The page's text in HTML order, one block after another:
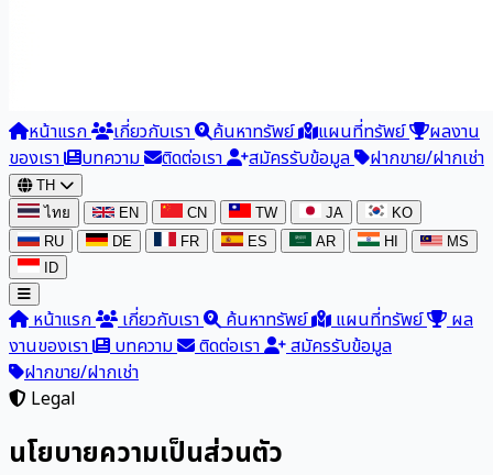
หน้าแรก เกี่ยวกับเรา ค้นหาทรัพย์ แผนที่ทรัพย์
ผลงาน
ของเรา
บทความ ติดต่อเรา สมัครรับข้อมูล ฝากขาย/ฝากเช่า
TH
ไทย
EN CN TW JA
KO
RU
DE FR ES AR HI
MS
ID
หน้าแรก เกี่ยวกับเรา ค้นหาทรัพย์ แผนที่ทรัพย์
ผล
งานของเรา
บทความ ติดต่อเรา
สมัครรับข้อมูล
ฝากขาย/ฝากเช่า
Legal
นโยบายความเป็นส่วนตัว